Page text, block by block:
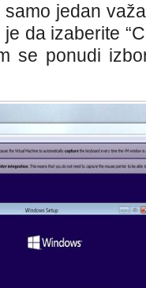
jedan
da izaberite
se ponudi